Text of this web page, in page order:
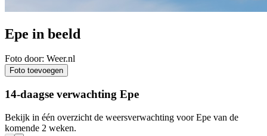
Epe in beeld
Foto door: Weer.nl
Foto toevoegen
14-daagse verwachting Epe
Bekijk in één overzicht de weersverwachting voor Epe van de
komende 2 weken.